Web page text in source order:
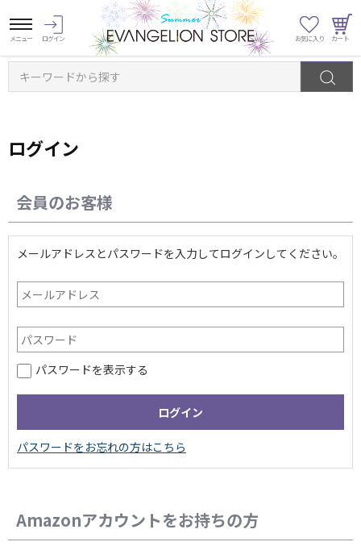
キーワードから探す
ログイン
会員のお客様
メールアドレスとパスワードを入力してログインしてください。
パスワードを表示する
Amazonアカウントをお持ちの方